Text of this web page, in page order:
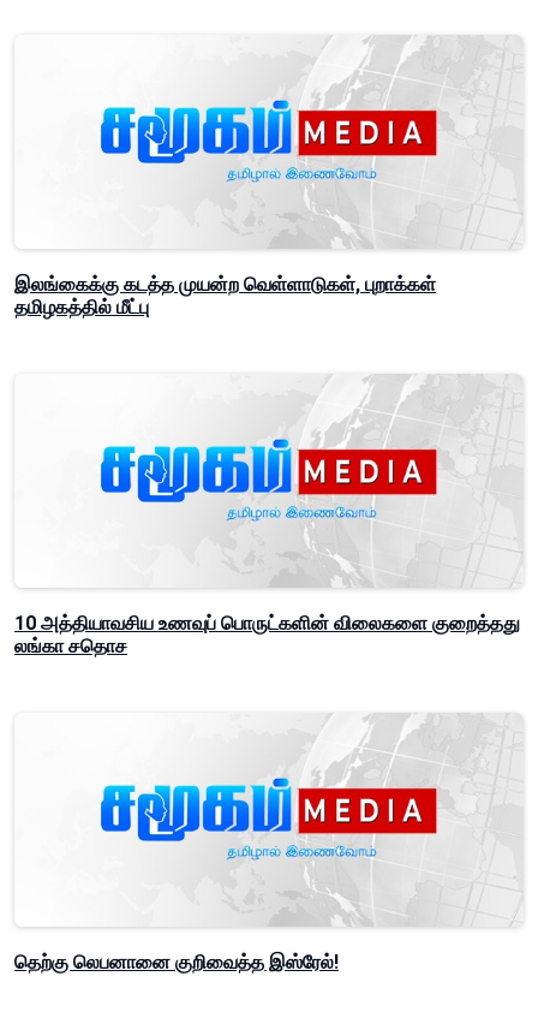
இலங்கைக்கு கடத்த முயன்ற வெள்ளாடுகள், புறாக்கள்
தமிழகத்தில் மீட்பு
10 அத்தியாவசிய உணவுப் பொருட்களின் விலைகளை குறைத்தது
லங்கா சதொச
தெற்கு லெபனானை குறிவைத்த இஸ்ரேல்!